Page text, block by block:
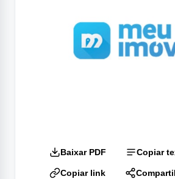
Baixar PDF Copiar
Copiar link